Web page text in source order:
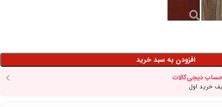
افزودن به سبد خرید